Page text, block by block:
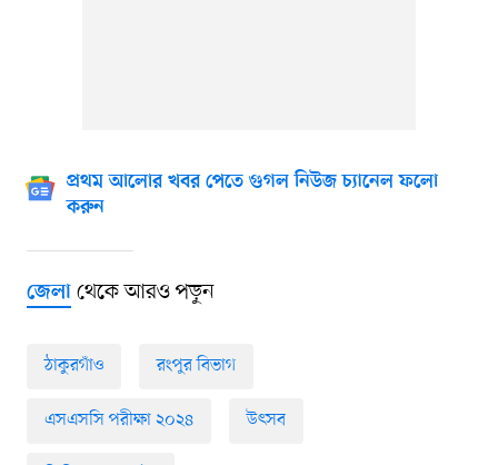
প্রথম আলোর খবর পেতে গুগল নিউজ চ্যানেল ফলো
করুন
জেলাথেকে আরও পড়ুন
ঠাকুরগাঁও রংপুর বিভাগ
এসএসসি পরীক্ষা ২০২৪ উৎসব